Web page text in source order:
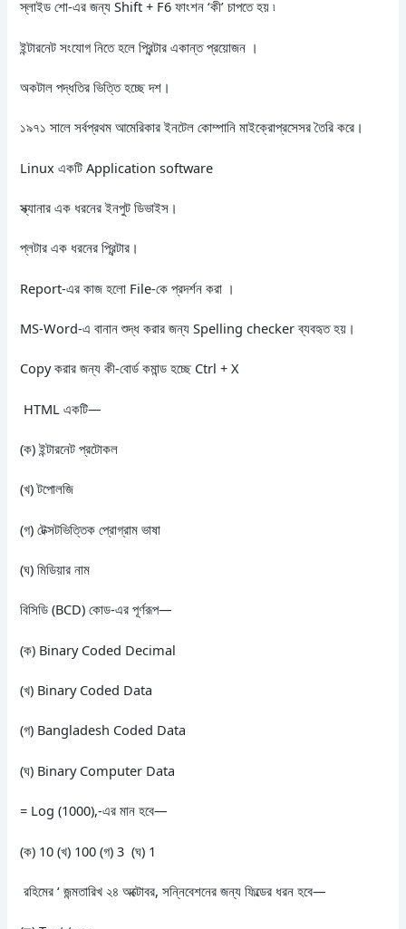
স্লাইড শো-এর জন্য Shift + F6 ফাংশন ‘কী’ চাপতে হয় ৷
ইন্টারনেট সংযোগ নিতে হলে প্রিন্টার একান্ত প্রয়োজন ।
অকটাল পদ্ধতির ভিত্তি হচ্ছে দশ।
১৯৭১ সালে সর্বপ্রথম আমেরিকার ইনটেল কোম্পানি মাইক্রোপ্রসেসর তৈরি করে।
Linux একটি Application software
স্ক্যানার এক ধরনের ইনপুট ডিভাইস।
প্লটার এক ধরনের প্রিন্টার।
Report-এর কাজ হলো File-কে প্রদর্শন করা ।
MS-Word-এ বানান শুদ্ধ করার জন্য Spelling checker ব্যবহৃত হয়।
Copy করার জন্য কী-বোর্ড কমান্ড হচ্ছে Ctrl + X
HTML একটি—
(ক) ইন্টারনেট প্রটোকল
(খ) টপোলজি
(গ) টেক্সটভিত্তিক প্রোগ্রাম ভাষা
(ঘ) মিডিয়ার নাম
বিসিডি (BCD) কোড-এর পূর্ণরূপ—
(ক) Binary Coded Decimal
(খ) Binary Coded Data
(গ) Bangladesh Coded Data
(ঘ) Binary Computer Data
= Log (1000),-এর মান হবে—
(ক) 10 (খ) 100 (গ) 3 (ঘ) 1
রহিমের ‘ জন্মতারিখ ২৪ অক্টোবর, সন্নিবেশনের জন্য ফিল্ডের ধরন হবে—